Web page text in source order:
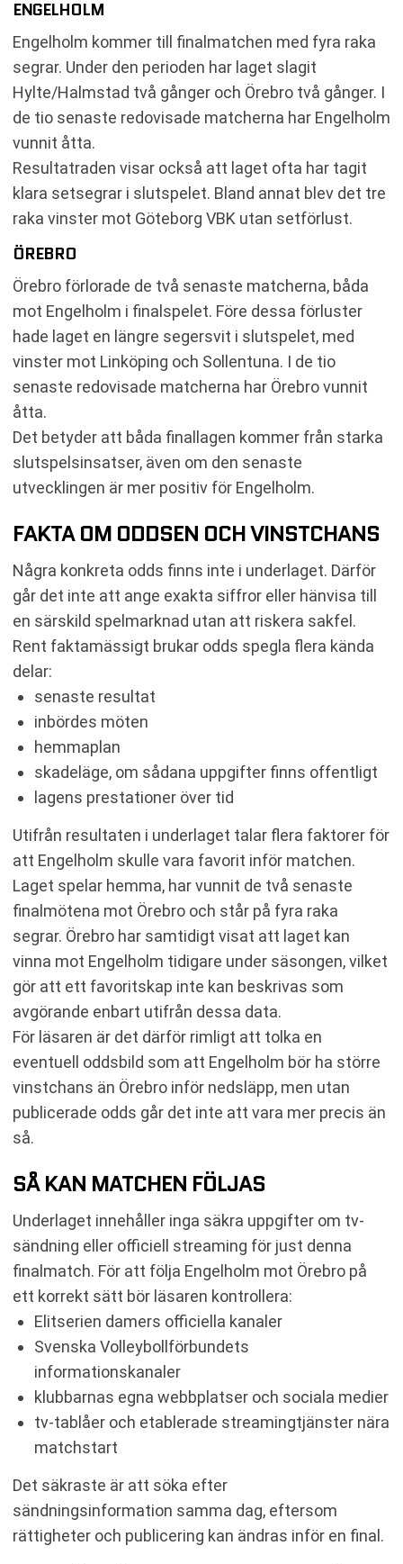
ENGELHOLM
Engelholm kommer till finalmatchen med fyra raka
segrar. Under den perioden har laget slagit
Hylte/Halmstad två gånger och Örebro två gånger. I
de tio senaste redovisade matcherna har Engelholm
vunnit åtta.
Resultatraden visar också att laget ofta har tagit
klara setsegrar i slutspelet. Bland annat blev det tre
raka vinster mot Göteborg VBK utan setförlust.
ÖREBRO
Örebro förlorade de två senaste matcherna, båda
mot Engelholm i finalspelet. Före dessa förluster
hade laget en längre segersvit i slutspelet, med
vinster mot Linköping och Sollentuna. I de tio
senaste redovisade matcherna har Örebro vunnit
åtta.
Det betyder att båda finallagen kommer från starka
slutspelsinsatser, även om den senaste
utvecklingen är mer positiv för Engelholm.
FAKTA OM ODDSEN OCH VINSTCHANS
Några konkreta odds finns inte i underlaget. Därför
går det inte att ange exakta siffror eller hänvisa till
en särskild spelmarknad utan att riskera sakfel.
Rent faktamässigt brukar odds spegla flera kända
delar:
senaste resultat
inbördes möten
hemmaplan
skadeläge, om sådana uppgifter finns offentligt
lagens prestationer över tid
Utifrån resultaten i underlaget talar flera faktorer för
att Engelholm skulle vara favorit inför matchen.
Laget spelar hemma, har vunnit de två senaste
finalmötena mot Örebro och står på fyra raka
segrar. Örebro har samtidigt visat att laget kan
vinna mot Engelholm tidigare under säsongen, vilket
gör att ett favoritskap inte kan beskrivas som
avgörande enbart utifrån dessa data.
För läsaren är det därför rimligt att tolka en
eventuell oddsbild som att Engelholm bör ha större
vinstchans än Örebro inför nedsläpp, men utan
publicerade odds går det inte att vara mer precis än
så.
SÅ KAN MATCHEN FÖLJAS
Underlaget innehåller inga säkra uppgifter om tv-
sändning eller officiell streaming för just denna
finalmatch. För att följa Engelholm mot Örebro på
ett korrekt sätt bör läsaren kontrollera:
Elitserien damers officiella kanaler
Svenska Volleybollförbundets
informationskanaler
klubbarnas egna webbplatser och sociala medier
tv-tablåer och etablerade streamingtjänster nära
matchstart
Det säkraste är att söka efter
sändningsinformation samma dag, eftersom
rättigheter och publicering kan ändras inför en final.